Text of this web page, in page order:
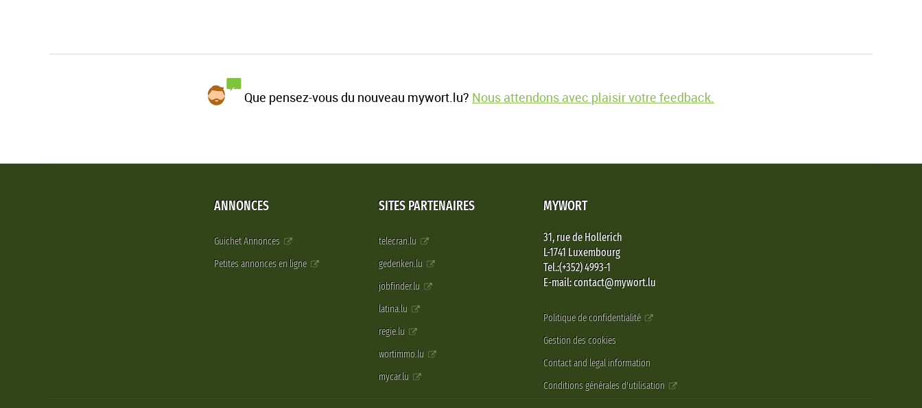
Que pensez-vous du nouveau mywort.lu? Nous attendons avec plaisir votre feedback.
ANNONCES
Guichet Annonces
Petites annonces en ligne
SITES PARTENAIRES
telecran.lu
gedenken.lu
jobfinder.lu
latina.lu
regie.lu
wortimmo.lu
mycar.lu
MYWORT
31, rue de Hollerich
L-1741 Luxembourg
Tel.:(+352) 4993-1
E-mail: contact@mywort.lu
Politique de confidentialité
Gestion des cookies
Contact and legal information
Conditions générales d'utilisation